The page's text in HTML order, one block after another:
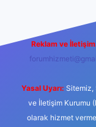
Reklam ve
Yasal Uyarı: Sitemiz,
ve İletişim Kurumu
olarak hizmet